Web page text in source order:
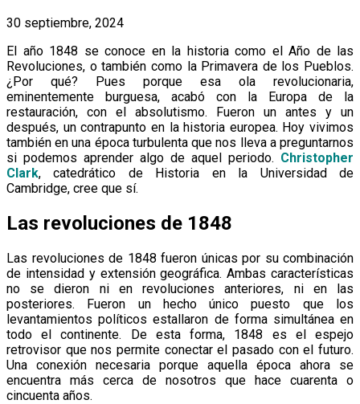
30 septiembre, 2024
El año 1848 se conoce en la historia como el Año de las
Revoluciones, o también como la Primavera de los Pueblos.
¿Por qué? Pues porque esa ola revolucionaria,
eminentemente burguesa, acabó con la Europa de la
restauración, con el absolutismo. Fueron un antes y un
después, un contrapunto en la historia europea. Hoy vivimos
también en una época turbulenta que nos lleva a preguntarnos
si podemos aprender algo de aquel periodo. Christopher
Clark, catedrático de Historia en la Universidad de
Cambridge, cree que sí.
Las revoluciones de 1848
Las revoluciones de 1848 fueron únicas por su combinación
de intensidad y extensión geográfica. Ambas características
no se dieron ni en revoluciones anteriores, ni en las
posteriores. Fueron un hecho único puesto que los
levantamientos políticos estallaron de forma simultánea en
todo el continente. De esta forma, 1848 es el espejo
retrovisor que nos permite conectar el pasado con el futuro.
Una conexión necesaria porque aquella época ahora se
encuentra más cerca de nosotros que hace cuarenta o
cincuenta años.